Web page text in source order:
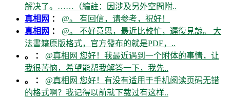
解决了。……（編註：因涉及另外空間附..
真相网 ： @。 有回信，请参考，祝好！
真相网 ： @。 不好意思，最近比較忙，遲復見諒。 大
法書籍原版格式，官方發布的就是PDF，..
。 ： @真相网 您好！我最近遇到一个附体的事情，让
我很苦恼，希望能帮我解答一下，我先..
。 ： @真相网 您好！有没有适用于手机阅读页码无错
的格式啊？我记得以前就下载过有这样..